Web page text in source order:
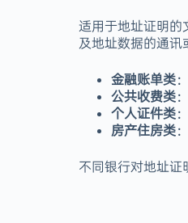
适用于地址证明的
及地址数据的通讯
金融账单类
公共收费类
个人证件类
房产住房类
不同银行对地址证